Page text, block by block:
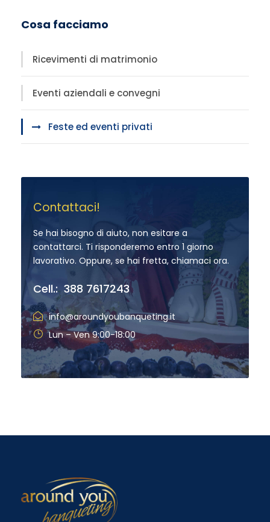
Cosa facciamo
Ricevimenti di matrimonio
Eventi aziendali e convegni
Feste ed eventi privati
Contattaci!
Se hai bisogno di aiuto, non esitare a
contattarci. Ti risponderemo entro 1 giorno
lavorativo. Oppure, se hai fretta, chiamaci ora.
Cell.: 388 7617243
info@aroundyoubanqueting.it
Lun – Ven 9:00-18:00